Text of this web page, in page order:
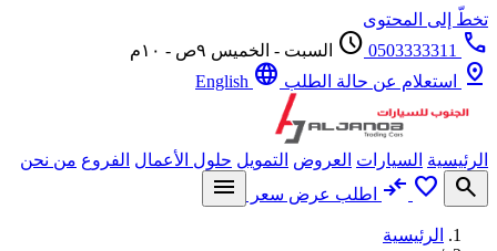
إلى المحتوى
0503333311
scheduleالسبت - الخميس ٩ص - ١٠م
استعلام عن حالة الطلبlanguage
السيارات العروض التمويل حلول الأعمال الفروع من نحن
favorite
compare_arrows اطلب عرض سعر menu
الرئيسية